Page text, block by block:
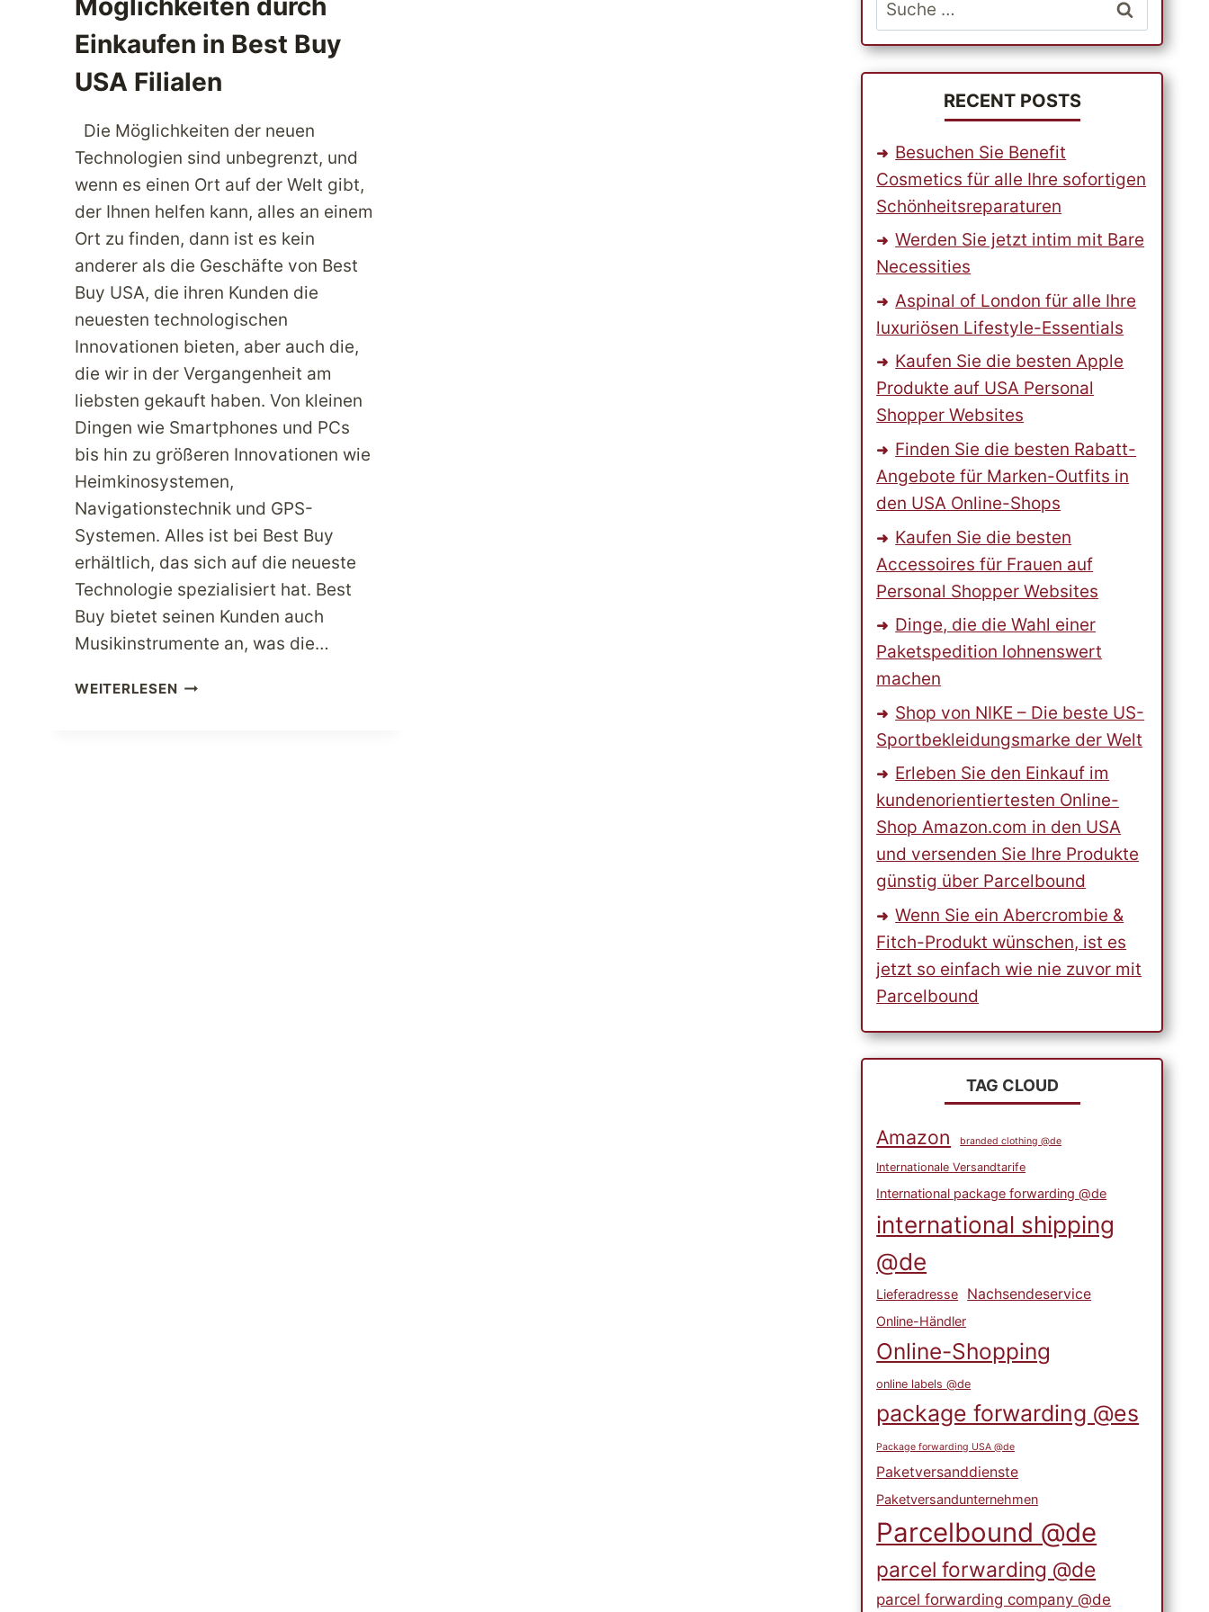
Möglichkeiten durch
Einkaufen in Best Buy
USA Filialen
Die Möglichkeiten der neuen
Technologien sind unbegrenzt, und
wenn es einen Ort auf der Welt gibt,
der Ihnen helfen kann, alles an einem
Ort zu finden, dann ist es kein
anderer als die Geschäfte von Best
Buy USA, die ihren Kunden die
neuesten technologischen
Innovationen bieten, aber auch die,
die wir in der Vergangenheit am
liebsten gekauft haben. Von kleinen
Dingen wie Smartphones und PCs
bis hin zu größeren Innovationen wie
Heimkinosystemen,
Navigationstechnik und GPS-
Systemen. Alles ist bei Best Buy
erhältlich, das sich auf die neueste
Technologie spezialisiert hat. Best
Buy bietet seinen Kunden auch
Musikinstrumente an, was die…
WEITERLESENUNBEGRENZTE
nach:
RECENT POSTS
Besuchen Sie Benefit
Cosmetics für alle Ihre sofortigen
Schönheitsreparaturen
Werden Sie jetzt intim mit Bare
Necessities
Aspinal of London für alle Ihre
luxuriösen Lifestyle-Essentials
Kaufen Sie die besten Apple
Produkte auf USA Personal
Shopper Websites
Finden Sie die besten Rabatt-
Angebote für Marken-Outfits in
den USA Online-Shops
Kaufen Sie die besten
Accessoires für Frauen auf
Personal Shopper Websites
Dinge, die die Wahl einer
Paketspedition lohnenswert
machen
Shop von NIKE – Die beste US-
Sportbekleidungsmarke der Welt
Erleben Sie den Einkauf im
kundenorientiertesten Online-
Shop Amazon.com in den USA
und versenden Sie Ihre Produkte
günstig über Parcelbound
Wenn Sie ein Abercrombie &
Fitch-Produkt wünschen, ist es
jetzt so einfach wie nie zuvor mit
Parcelbound
TAG CLOUD
Amazon branded clothing @de
Internationale Versandtarife
International package forwarding @de
international shipping
@de
Lieferadresse Nachsendeservice
Online-Händler
Online-Shopping
online labels @de
package forwarding @es
Package forwarding USA @de
Paketversanddienste
Paketversandunternehmen
Parcelbound @de
parcel forwarding @de
parcel forwarding company @de